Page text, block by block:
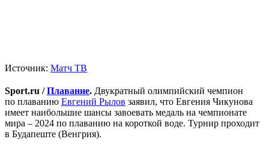
Источник: Матч ТВ
Sport.ru /Плавание. Двукратный олимпийский чемпион
по плаванию Евгений Рылов заявил, что Евгения Чикунова
имеет наибольшие шансы завоевать медаль на чемпионате
мира – 2024 по плаванию на короткой воде. Турнир проходит
в Будапеште (Венгрия).